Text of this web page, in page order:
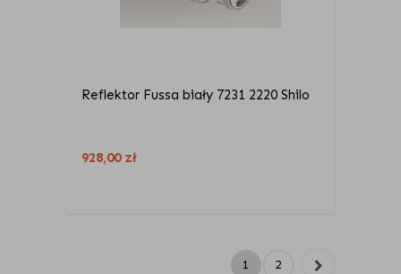
Reflektor Fussa biały 7231 2220 Shilo
928,00 zł
1 2